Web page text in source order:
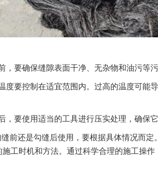
，要确保缝隙表面干净、无杂物和油污等
度要控制在适宜范围内。过高的温度可能
，要使用适当的工具进行压实处理，确保它
前还是勾缝后使用，要根据具体情况而
工时机和方法。通过科学合理的施工操